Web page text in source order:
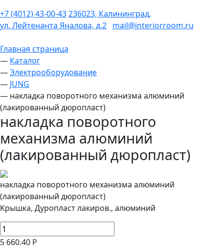
+7 (4012) 43-00-43236023, Калининград,
ул. Лейтенанта Яналова, д.2 mail@interiorroom.ru
Главная страница
— Каталог
—Электрооборудование
— JUNG
— накладка поворотного механизма алюминий
(лакированный дюропласт)
накладка поворотного
механизма алюминий
(лакированный дюропласт)
накладка поворотного механизма алюминий
(лакированный дюропласт)
Kрышка, Дуропласт лакиров., алюминий
5 660.40 Р